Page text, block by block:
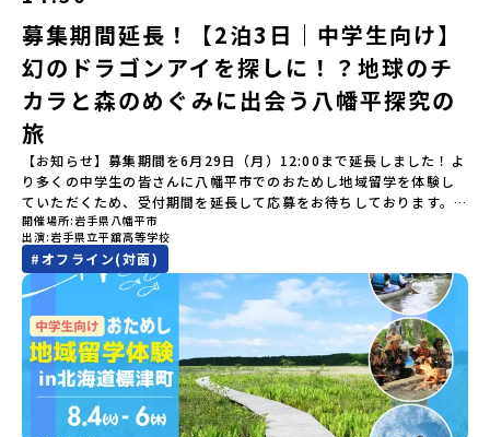
にてご連絡いたします。・よくあるご質問その他、よくあるご質問
についてはこちらをご確認ください。運営団体について＜プログラ
ム主催：一般財団法人地域・教育魅力化プラットフォーム＞「意志
ある若者にあふれる持続可能な地域・社会をつくる」というビジョ
ンを掲げ、2017年3月に島根県に設立した教育事業団体です。日本
全国約200の高校と連携しながら、中学卒業後に地域の枠を越えて生
徒一人ひとりの夢や価値観に合った地域・学校で1〜3年間過ごすこ
とができるシステム「地域みらい留学」をはじめとした、教育事業
や地域活性モデルをつくり続けています。名 称：一般財団法人地
域・教育魅力化プラットフォーム設 立：2017年3月代表者：岩本
悠所在地：〒690-0842 島根県松江市東本町二丁目25-6 みらい
BASE2階 その他所在地公式HP：http://c-platform.or.jp/お問い
合わせ先担当：小川・小原E-mail：info@miratabi.jp「おためし
地域留学体験」のプログラム開催情報を公式LINEにて配信中！ぜひ
ご登録ください♪地域みらい留学公式LINE
る]YouTube：https://youtu.be/Yt8nd04aNgA?
si=e5erbspvwz5O8_uF【STEP 2】平取町プログラム説明会〜
「平取町」の内容を具体的に深掘りしたい方へ〜全体説明を聞いた
うえで、「平取町では具体的に何をするの？」「どんな町なの？」
という疑問にお答えする説明会です。平取町ならではの豊かな文化
や、2泊3日のプログラムの中身をたっぷりとお伝えします。日
時： 5月7日(木) 19：00〜19：40内 容： 平取町ってどんなとこ
ろ？、プログラム詳細解説、質疑応答お申し込み：https://c-
mirai.jp/events/002112どちらの説明会でも、お気軽にどうぞ！
「はじめての一人旅だけど大丈夫？」「どんな体験ができるの？」
そんな保護者様の不安や、中学生のみなさんの素朴な疑問にスタッ
フが直接お答えします。チャットでの質問も可能ですので、ぜひご
自宅からリラックスしてご参加ください。▼お申し込み前に必ずご
確認ください・参加規約への同意プログラムへの参加申し込みいた
だく前に、「お申し込みに関する各規約」への同意が必須となりま
す。ご確認ください。・抽選による参加者決定についてお申込みい
ただいた方の中から抽選の上、締め切り日から1週間を目途に、お申
し込み時に記入いただいたメールアドレス宛に「当選／落選メー
ル」をお送りいたします。当選者は、メールに記載された「当選確
認フォーム」に３日以内に回答いただき、確認フォームの提出をも
BBQ」 -さらに仲間や地元の高校生、町の大人たちと交流＜3日目
＞（AM）「3日間の振り返りワーク」 -みんなで振り返り対話「牧
場の舞台裏。フィールドワーク」 -牧場見学・搾乳体験・動物と触
れ合おう「ランチ/お土産タイム」（PM） 14：00頃プログラム終
了-とかち帯広空港には15：00頃に到着予定です。※天候の状況や参
加人数によってプログラムを変更する場合がございます。参加概要
【開催場所】北海道大樹町（たいきちょう）【実施日程】7月28日
(火)〜 7月30日(木)※参加が確定した方には6月19日(金) 18：30～
20：00に「参加者向け事前オンライン研修」をご案内する予定で
す。必ず参加をお願いします。【集合場所・時間】7月28日(火)
13：00 とかち帯広空港※13：00までにとかち帯広空港に到着する
便で手配ください。【解散場所・時間】7月30日(木) 15：00頃 とか
ち帯広空港※16：00以降にとかち帯広空港を出発する便で手配くだ
さい。【対象】中学2年生、中学3年生【宿泊先】大樹町ワーキング
ステイ住宅※1室に複数(同性2～4名程度)で宿泊いただく予定です。
【旅行代金】無料※旅行代金に含まれる費用のうち、以下の内容が
無料となります：・宿泊費（2泊分）・プログラム内のアクティビテ
ィ・体験費用・一部の食事代*以下の費用は参加者のご負担となりま
す・集合場所までの往復交通費・お土産代や自由時間の個人飲食費
などの個人的費用【募集人数】最大10名（お申し込み多数の場合は
つの学科。金属加工、電気工作、建物のデザインにチャレンジでき
る環境。「高校生ものづくりコンテスト」の木材加工部門で九州大
会2位に輝くなど、先輩たちの実力はホンモノ！この旅では自分の手
でモノをつくる時間を体験。金属を削ったり、電気を組んだり、木
で形をつくったり。プロの機械にさわれる高校で&quot;自分の手
&quot;でモノづくりにチャレンジ。夜には自分だけの「竹灯籠（た
けとうろう）」を作って灯りをともします。真っ青な海に思いっき
りダイブしたり、全国から集まった仲間や地元の高校生、地域の方
たちとワイワイBBQや夕ごはんづくりは一生の思い出になるはず！
ちょっとドキドキするけど、楽しい！に出会う3日間。熱気あふれる
出水市の冒険に飛び込んでみませんか？体験のおすすめポイント体
験プログラム内容（予定）＜1日目＞（PM）「オリエンテーショ
ン・自己紹介ワーク」「みんなで海遊び！」 -心をほぐして、出水
に飛び込む！海を満喫しよう！「みんなで夕食」「1日目の振り返り
会」＜2日目＞（AM）「出水工業高校のオープンスクールに参
加」 -高校見学 -授業体験（PM）「学校のことを深く知る・もの
づくりにチャレンジ！」 -各学科を実際に体験する -ものづくり
にチャレンジ -竹灯籠づくりを創って灯りをともす「みんなで
BBQ」「2日目の振り返り会」＜3日目＞（AM）「3日間の振り返り
ワーク」 -みんなで振り返り対話（PM） 13:00頃 解散（出水駅）
募集期間延長！【2泊3日｜中学生向け】
幻のドラゴンアイを探しに！？地球のチ
カラと森のめぐみに出会う八幡平探究の
旅
【お知らせ】募集期間を6月29日（月）12:00まで延長しました！よ
り多くの中学生の皆さんに八幡平市でのおためし地域留学を体験し
ていただくため、受付期間を延長して応募をお待ちしております。
「申し込みのタイミングを逃してしまった」という方も、この機会
にぜひ一歩踏み出してみませんか？※都合により締め切りを早める
場合がございます。お早目にご応募ください！＜体験費・宿泊費が
無料＞緑があふれる大自然の町へ！世界でここでしかできない「自
然×アートの融合体験」や「自然クラフト」を楽しんでみません
か？「大自然や文化体験が好き！興味がある！」「その地域にしか
ない郷土料理を味わってみたい！」「地元以外の暮らしや文化が気
になる。いつか留学してみたい！」そんな中学生のみなさんにおす
すめ！「おためし地域留学体験」は、日本全国約200の高校と連携し
ながら地域の枠を超えて学校生活を送ることができる「地域みらい
留学」をプチ体験できるプログラムです。はじめてでも安心！現地
開催場所 岩手県八幡平市
出演 岩手県立平舘高等学校
#オフライン(対面)